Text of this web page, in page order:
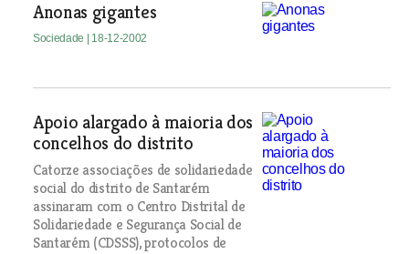
Anonas gigantes
Sociedade | 18-12-2002
Apoio alargado à maioria dos
concelhos do distrito
Catorze associações de solidariedade
social do distrito de Santarém
assinaram com o Centro Distrital de
Solidariedade e Segurança Social de
Santarém (CDSSS), protocolos de